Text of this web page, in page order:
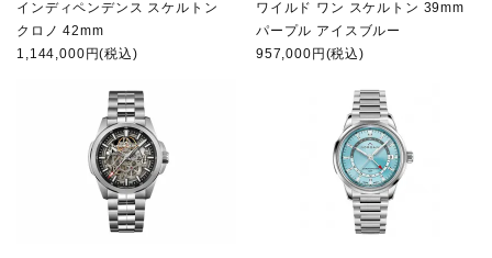
インディペンデンス スケルトン
クロノ 42mm
1,144,000円(税込)
ワイルド ワン スケルトン 39mm
パープル アイスブルー
957,000円(税込)